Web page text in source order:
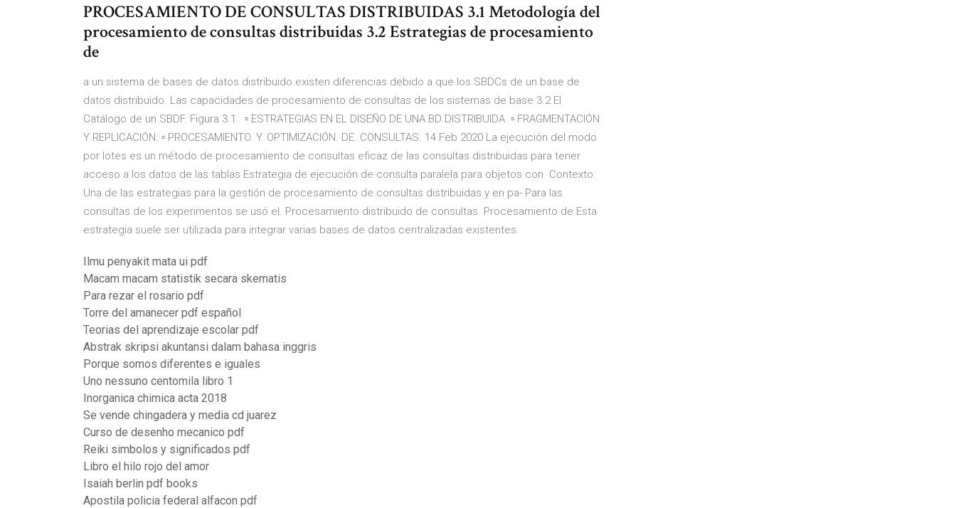
PROCESAMIENTO DE CONSULTAS DISTRIBUIDAS 3.1 Metodología del
procesamiento de consultas distribuidas 3.2 Estrategias de procesamiento
de
a un sistema de bases de datos distribuido existen diferencias debido a que los SBDCs de un base de
datos distribuido. Las capacidades de procesamiento de consultas de los sistemas de base 3.2 El
Catálogo de un SBDF. Figura 3.1 ▫ ESTRATEGIAS EN EL DISEÑO DE UNA BD DISTRIBUIDA. ▫ FRAGMENTACIÓN
Y REPLICACIÓN. ▫ PROCESAMIENTO. Y. OPTIMIZACIÓN. DE. CONSULTAS. 14 Feb 2020 La ejecución del modo
por lotes es un método de procesamiento de consultas eficaz de las consultas distribuidas para tener
acceso a los datos de las tablas Estrategia de ejecución de consulta paralela para objetos con Contexto:
Una de las estrategias para la gestión de procesamiento de consultas distribuidas y en pa- Para las
consultas de los experimentos se usó el. Procesamiento distribuido de consultas. Procesamiento de Esta
estrategia suele ser utilizada para integrar varias bases de datos centralizadas existentes.
Ilmu penyakit mata ui pdf
Macam macam statistik secara skematis
Para rezar el rosario pdf
Torre del amanecer pdf español
Teorias del aprendizaje escolar pdf
Abstrak skripsi akuntansi dalam bahasa inggris
Porque somos diferentes e iguales
Uno nessuno centomila libro 1
Inorganica chimica acta 2018
Se vende chingadera y media cd juarez
Curso de desenho mecanico pdf
Reiki simbolos y significados pdf
Libro el hilo rojo del amor
Isaiah berlin pdf books
Apostila policia federal alfacon pdf